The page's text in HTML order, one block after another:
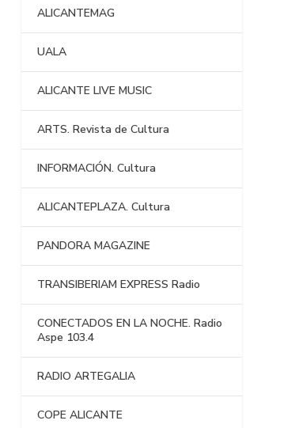
ALICANTEMAG
UALA
ALICANTE LIVE MUSIC
ARTS. Revista de Cultura
INFORMACIÓN. Cultura
ALICANTEPLAZA. Cultura
PANDORA MAGAZINE
TRANSIBERIAM EXPRESS Radio
CONECTADOS EN LA NOCHE. Radio
Aspe 103.4
RADIO ARTEGALIA
COPE ALICANTE